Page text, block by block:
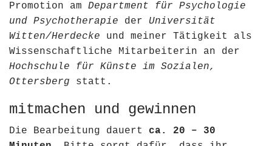
Promotion am Department für Psychologie
und Psychotherapie der Universität
Witten/Herdecke und meiner Tätigkeit als
Wissenschaftliche Mitarbeiterin an der
Hochschule für Künste im Sozialen,
Ottersberg statt.
mitmachen und gewinnen
Die Bearbeitung dauert
ca. 20 – 30